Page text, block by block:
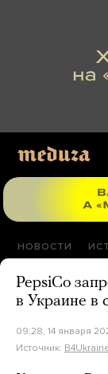
НОВОСТИ
PepsiCo
в Украине в
09:28, 14 января
Источник: